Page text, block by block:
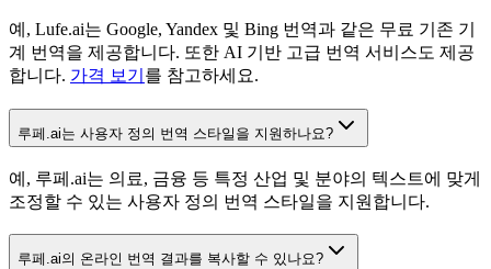
예, Lufe.ai는 Google, Yandex 및 Bing 번역과 같은 무료 기존 기
계 번역을 제공합니다. 또한 AI 기반 고급 번역 서비스도 제공
합니다. 가격 보기 를 참고하세요.
루페.ai는 사용자 정의 번역 스타일을 지원하나요?
예, 루페.ai는 의료, 금융 등 특정 산업 및 분야의 텍스트에 맞게
조정할 수 있는 사용자 정의 번역 스타일을 지원합니다.
루페.ai의 온라인 번역 결과를 복사할 수 있나요?